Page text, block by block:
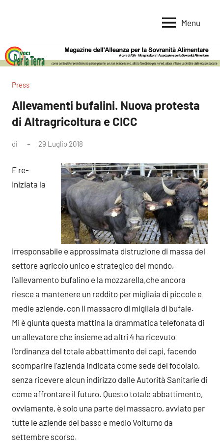
per
la
Terra
per
la
Alimentare
Menu
Press
Allevamenti bufalini. Nuova protesta
di Altragricoltura e CICC
di 29 Luglio 2018
E re-
iniziata la
irresponsabile e approssimata distruzione di massa del
settore agricolo unico e strategico del mondo,
l’allevamento bufalino e la mozzarella,che ancora
riesce a mantenere un reddito per migliaia di piccole e
medie aziende, con il massacro di migliaia di bufale.
Mi è giunta questa mattina la drammatica telefonata di
un allevatore che insieme ad altri 4 ha ricevuto
l’ordinanza del totale abbattimento dei capi, facendo
scomparire l’azienda indicata come sede del focolaio,
senza ricevere alcun indirizzo dalle Autorità Sanitarie di
come affrontare il futuro. Questo totale abbattimento,
ovviamente, è solo una parte del massacro, avviato per
tutte le aziende del basso e medio Volturno da
settembre scorso.